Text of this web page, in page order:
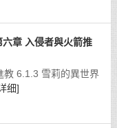
章 入侵者與火箭推
教 6.1.3 雪莉的異世界
细]